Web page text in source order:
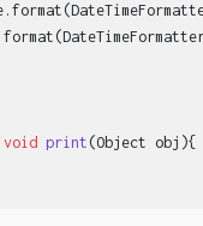
void print (Object obj){